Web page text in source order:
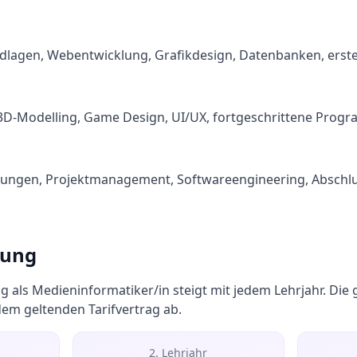
Webentwicklung, Grafikdesign, Datenbanken,
Modelling, Game Design, UI/UX, fortgeschrittene
Projektmanagement, Softwareengineering,
als Medieninformatiker/in steigt mit jedem Lehrjahr. Die
geltenden Tarifvertrag ab.
2. Lehrjahr